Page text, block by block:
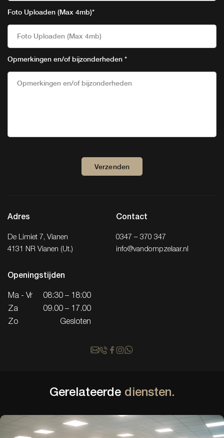
Foto Uploaden (Max 4mb)*
Foto Uploaden (Max 4mb)
Opmerkingen en/of bijzonderheden *
Verzenden
Adres
De Limiet 7, Vianen
4131 NR Vianen (Ut.)
Contact
0347 – 370 347
info@vandompzelaar.nl
Openingstijden
Ma - Vr
08:30 – 18:00
Za
09.00 – 17.00
Zo
Gesloten
Gerelateerde diensten.